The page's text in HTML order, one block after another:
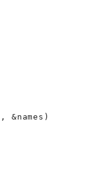
&names)